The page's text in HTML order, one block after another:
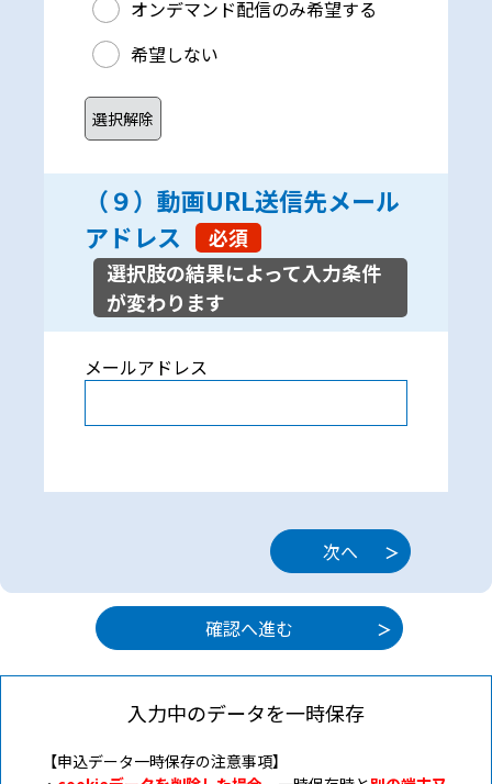
オンデマンド配信のみ希望する
希望しない
（９）動画URL送信先メール
アドレス
必須
メールアドレス
入力中のデータを一時保存
【申込データ一時保存の注意事項】